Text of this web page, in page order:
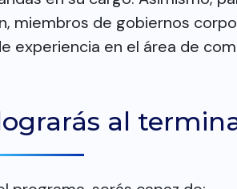
miembros de gobiernos
experiencia en el área de
al